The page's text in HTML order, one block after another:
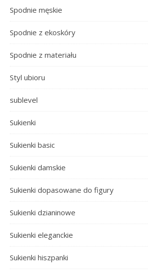
Spodnie męskie
Spodnie z ekoskóry
Spodnie z materiału
Styl ubioru
sublevel
Sukienki
Sukienki basic
Sukienki damskie
Sukienki dopasowane do figury
Sukienki dzianinowe
Sukienki eleganckie
Sukienki hiszpanki